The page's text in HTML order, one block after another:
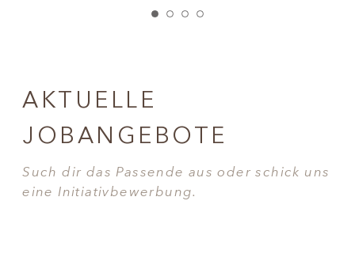
AKTUELLE
JOBANGEBOTE
Such dir das Passende aus oder schick uns
eine Initiativbewerbung.